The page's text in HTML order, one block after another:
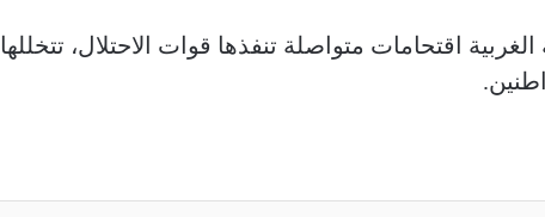
اقتحامات متواصلة تنفذها قوات الاحتلال، تتخللها